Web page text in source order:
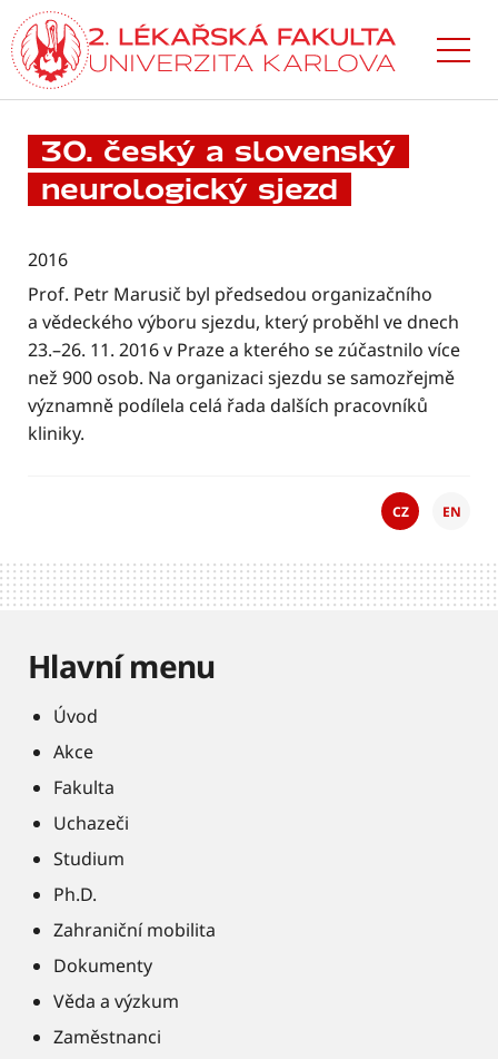
Přejít
k hlavnímu
obsahu
30. český a slovenský
neurologický sjezd
2016
Prof. Petr Marusič byl předsedou organizačního
a vědeckého výboru sjezdu, který proběhl ve dnech
23.–26. 11. 2016 v Praze a kterého se zúčastnilo více
než 900 osob. Na organizaci sjezdu se samozřejmě
významně podílela celá řada dalších pracovníků
kliniky.
CZ EN
Hlavní menu
Úvod
Akce
Fakulta
Uchazeči
Studium
Ph.D.
Zahraniční mobilita
Dokumenty
Věda a výzkum
Zaměstnanci